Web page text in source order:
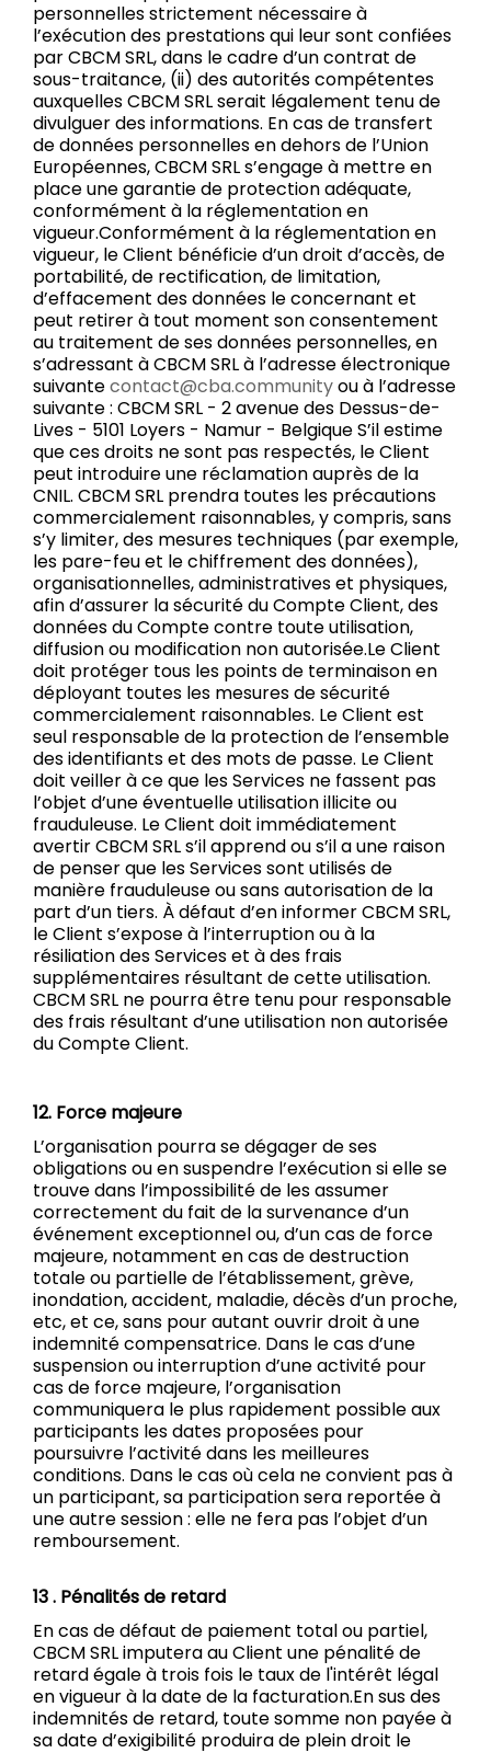
personnelles strictement nécessaire à
l’exécution des prestations qui leur sont confiées
par CBCM SRL, dans le cadre d’un contrat de
sous-traitance, (ii) des autorités compétentes
auxquelles CBCM SRL serait légalement tenu de
divulguer des informations. En cas de transfert
de données personnelles en dehors de l’Union
Européennes, CBCM SRL s’engage à mettre en
place une garantie de protection adéquate,
conformément à la réglementation en
vigueur.Conformément à la réglementation en
vigueur, le Client bénéficie d’un droit d’accès, de
portabilité, de rectification, de limitation,
d’effacement des données le concernant et
peut retirer à tout moment son consentement
au traitement de ses données personnelles, en
s’adressant à CBCM SRL à l’adresse électronique
suivantecontact@cba.communityou à l’adresse
suivante : CBCM SRL - 2 avenue des Dessus-de-
Lives - 5101 Loyers - Namur - Belgique S’il estime
que ces droits ne sont pas respectés, le Client
peut introduire une réclamation auprès de la
CNIL. CBCM SRL prendra toutes les précautions
commercialement raisonnables, y compris, sans
s’y limiter, des mesures techniques (par exemple,
les pare-feu et le chiffrement des données),
organisationnelles, administratives et physiques,
afin d’assurer la sécurité du Compte Client, des
données du Compte contre toute utilisation,
diffusion ou modification non autorisée.Le Client
doit protéger tous les points de terminaison en
déployant toutes les mesures de sécurité
commercialement raisonnables. Le Client est
seul responsable de la protection de l’ensemble
des identifiants et des mots de passe. Le Client
doit veiller à ce que les Services ne fassent pas
l’objet d’une éventuelle utilisation illicite ou
frauduleuse. Le Client doit immédiatement
avertir CBCM SRL s’il apprend ou s’il a une raison
de penser que les Services sont utilisés de
manière frauduleuse ou sans autorisation de la
part d’un tiers. À défaut d’en informer CBCM SRL,
le Client s’expose à l’interruption ou à la
résiliation des Services et à des frais
supplémentaires résultant de cette utilisation.
CBCM SRL ne pourra être tenu pour responsable
des frais résultant d’une utilisation non autorisée
du Compte Client.
12. Force majeure
L’organisation pourra se dégager de ses
obligations ou en suspendre l’exécution si elle se
trouve dans l’impossibilité de les assumer
correctement du fait de la survenance d’un
événement exceptionnel ou, d’un cas de force
majeure, notamment en cas de destruction
totale ou partielle de l’établissement, grève,
inondation, accident, maladie, décès d’un proche,
etc, et ce, sans pour autant ouvrir droit à une
indemnité compensatrice. Dans le cas d’une
suspension ou interruption d’une activité pour
cas de force majeure, l’organisation
communiquera le plus rapidement possible aux
participants les dates proposées pour
poursuivre l’activité dans les meilleures
conditions. Dans le cas où cela ne convient pas à
un participant, sa participation sera reportée à
une autre session : elle ne fera pas l’objet d’un
remboursement.
13 . Pénalités de retard
En cas de défaut de paiement total ou partiel,
CBCM SRL imputera au Client une pénalité de
retard égale à trois fois le taux de l'intérêt légal
en vigueur à la date de la facturation.En sus des
indemnités de retard, toute somme non payée à
sa date d’exigibilité produira de plein droit le